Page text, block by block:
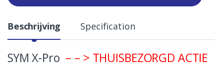
Beschrijving Specification
SYM X-Pro – – > THUISBEZORGD ACTIE